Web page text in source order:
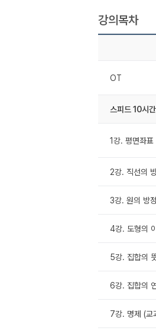
강의목차
OT
스피드 10시
1강. 평면좌
2강. 직선의
3강. 원의 방
4강. 도형의
5강. 집합의
6강. 집합의
7강. 명제 (